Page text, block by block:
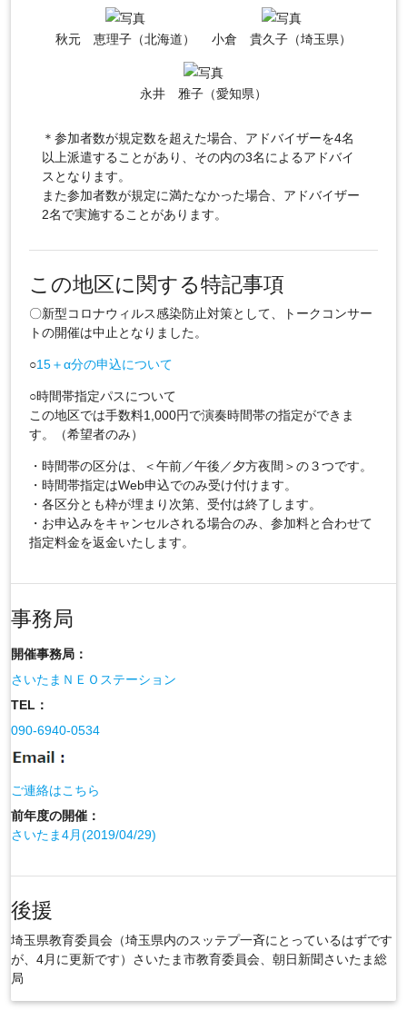
秋元 恵理子（北海道） 小倉 貴久子（埼玉県）
永井 雅子（愛知県）
＊参加者数が規定数を超えた場合、アドバイザーを4名
以上派遣することがあり、その内の3名によるアドバイ
スとなります。
また参加者数が規定に満たなかった場合、アドバイザー
2名で実施することがあります。
この地区に関する特記事項
〇新型コロナウィルス感染防止対策として、トークコンサー
トの開催は中止となりました。
○15＋α分の申込について
○時間帯指定パスについて
この地区では手数料1,000円で演奏時間帯の指定ができま
す。（希望者のみ）
・時間帯の区分は、＜午前／午後／夕方夜間＞の３つです。
・時間帯指定はWeb申込でのみ受け付けます。
・各区分とも枠が埋まり次第、受付は終了します。
・お申込みをキャンセルされる場合のみ、参加料と合わせて
指定料金を返金いたします。
事務局
開催事務局：
さいたまＮＥＯステーション
TEL：
090-6940-0534
ご連絡はこちら
前年度の開催：
さいたま4月(2019/04/29)
後援
埼玉県教育委員会（埼玉県内のスッテプ一斉にとっているはずです
が、4月に更新です）さいたま市教育委員会、朝日新聞さいたま総
局